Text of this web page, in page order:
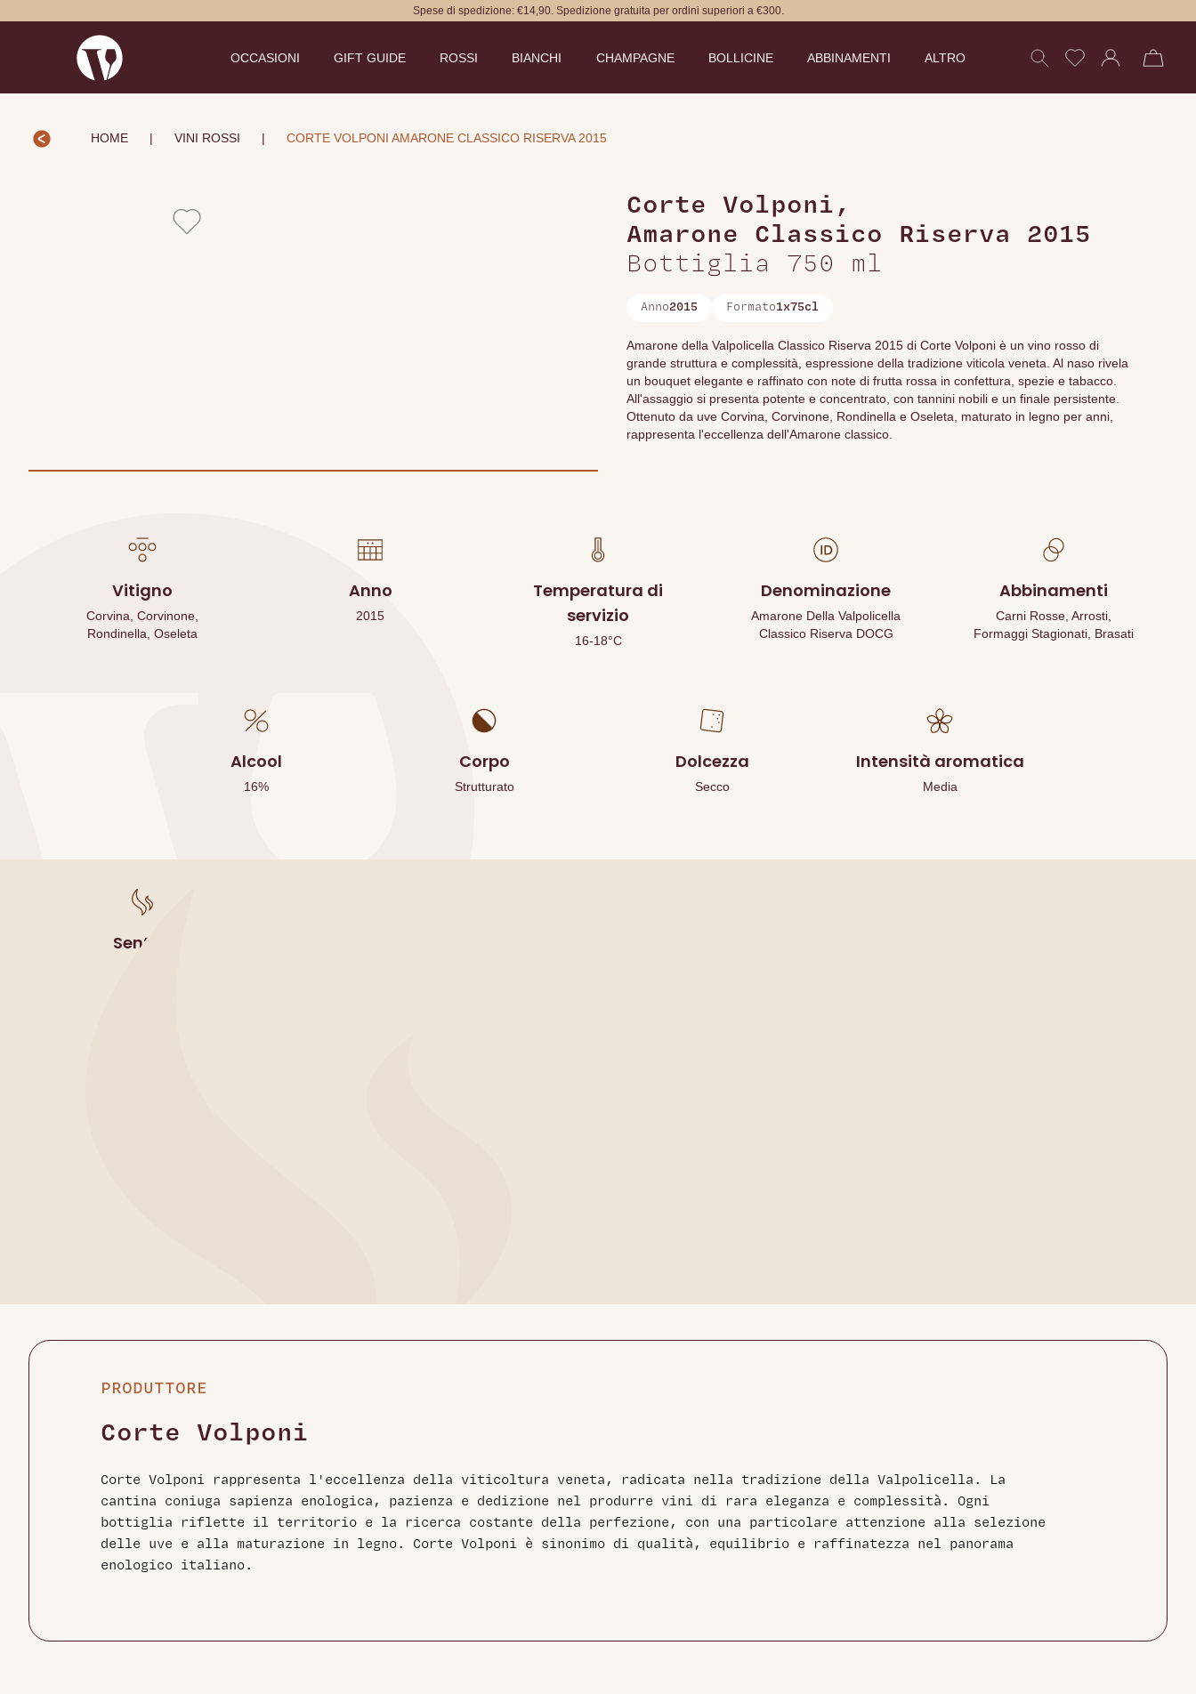
Spese di spedizione: €14,90. Spedizione gratuita per ordini superiori a €300.
OCCASIONI GIFT GUIDE ROSSI BIANCHI CHAMPAGNE BOLLICINE ABBINAMENTI ALTRO
HOME | VINI ROSSI | CORTE VOLPONI AMARONE CLASSICO RISERVA 2015
Corte Volponi ,
Amarone Classico Riserva 2015
Bottiglia 750 ml
Anno2015 Formato1x75cl
Amarone della Valpolicella Classico Riserva 2015 di Corte Volponi è un vino rosso di
grande struttura e complessità, espressione della tradizione viticola veneta. Al naso rivela
un bouquet elegante e raffinato con note di frutta rossa in confettura, spezie e tabacco.
All'assaggio si presenta potente e concentrato, con tannini nobili e un finale persistente.
Ottenuto da uve Corvina, Corvinone, Rondinella e Oseleta, maturato in legno per anni,
rappresenta l'eccellenza dell'Amarone classico.
Vitigno
Corvina, Corvinone,
Rondinella, Oseleta
Anno
2015
Temperatura di
servizio
16-18°C
Denominazione
Amarone Della Valpolicella
Classico Riserva DOCG
Abbinamenti
Carni Rosse, Arrosti,
Formaggi Stagionati, Brasati
Alcool
16%
Corpo
Strutturato
Dolcezza
Secco
Intensità aromatica
Media
Sentori
PRODUTTORE
Corte Volponi
Corte Volponi rappresenta l'eccellenza della viticoltura veneta, radicata nella tradizione della Valpolicella. La
cantina coniuga sapienza enologica, pazienza e dedizione nel produrre vini di rara eleganza e complessità. Ogni
bottiglia riflette il territorio e la ricerca costante della perfezione, con una particolare attenzione alla selezione
delle uve e alla maturazione in legno. Corte Volponi è sinonimo di qualità, equilibrio e raffinatezza nel panorama
enologico italiano.